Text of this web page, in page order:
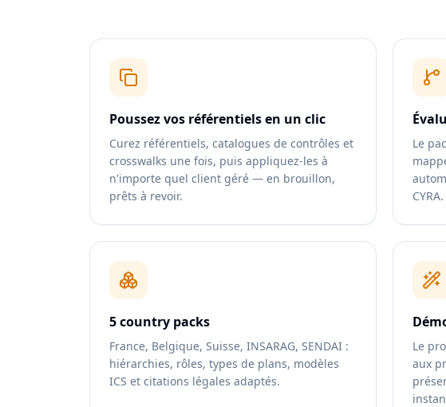
Poussez vos référentiels en un clic
Curez référentiels, catalogues de contrôles et
crosswalks une fois, puis appliquez-les à
n'importe quel client géré — en brouillon,
prêts à revoir.
Le
CYRA.
5 country packs
France, Belgique, Suisse, INSARAG, SENDAI :
hiérarchies, rôles, types de plans, modèles
ICS et citations légales adaptés.
Le
aux